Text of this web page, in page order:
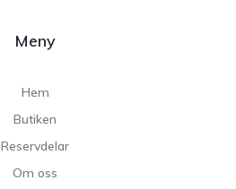
Meny
Hem
Butiken
Reservdelar
Om oss